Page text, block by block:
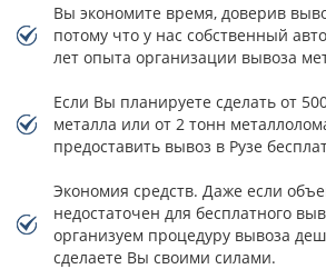
Вы экономите время, доверив
потому что у нас собственный
лет опыта организации вывоза
Если Вы планируете сделать от
металла или от 2 тонн
предоставить вывоз в Рузе
Экономия средств. Даже если
недостаточен для бесплатного
организуем процедуру вывоза
сделаете Вы своими силами.